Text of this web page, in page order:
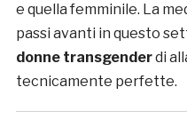
e quella femminile. La
passi avanti in questo
donne transgenderdi
tecnicamente perfette.